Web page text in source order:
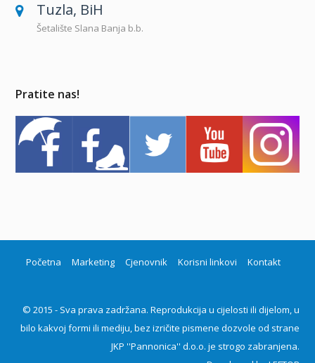
Tuzla, BiH
Šetalište Slana Banja b.b.
Pratite nas!
Početna Marketing Cjenovnik Korisni linkovi Kontakt
© 2015 - Sva prava zadržana. Reprodukcija u cijelosti ili dijelom, u
bilo kakvoj formi ili mediju, bez izričite pismene dozvole od strane
JKP ''Pannonica'' d.o.o. je strogo zabranjena.